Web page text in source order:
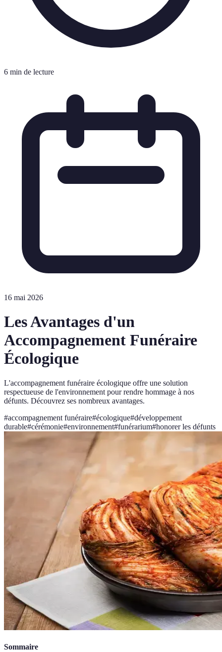
6 min de lecture
16 mai 2026
Les Avantages d'un
Accompagnement Funéraire
Écologique
L'accompagnement funéraire écologique offre une solution
respectueuse de l'environnement pour rendre hommage à nos
défunts. Découvrez ses nombreux avantages.
#accompagnement funéraire#écologique#développement
durable#cérémonie#environnement#funérarium#honorer les défunts
Sommaire